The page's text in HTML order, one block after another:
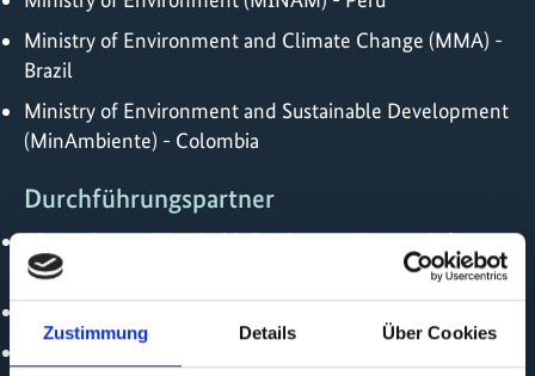
Zustimmung Details Über Cookies
Ministry of Environment and Climate Change (MMA) -
Brazil
Ministry of Environment and Sustainable Development
(MinAmbiente) - Colombia
Durchführungspartner
Alexander von Humboldt Institute on Research for
Biological Resources - Colombia
OroVerde - Die Tropenwaldstiftung